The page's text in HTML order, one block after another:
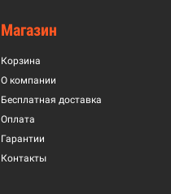
Магазин
Корзина
О компании
Бесплатная доставка
Оплата
Гарантии
Контакты